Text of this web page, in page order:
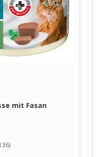
mit Fasan
)